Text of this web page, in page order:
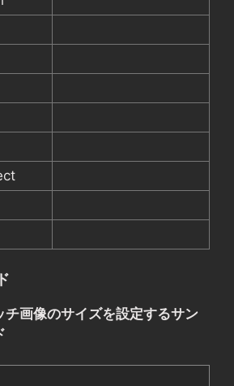
チ画像のサイズを設定するサン